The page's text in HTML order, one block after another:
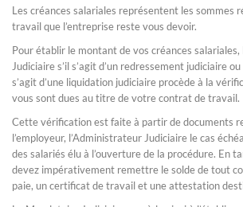
Les créances salariales représentent les sommes
travail que l’entreprise reste vous devoir.
Pour établir le montant de vos créances
Judiciaire s’il s’agit d’un redressement judiciaire
s’agit d’une liquidation judiciaire procède à la
vous sont dues au titre de votre contrat de travail.
Cette vérification est faite à partir de documents
l’employeur, l’Administrateur Judiciaire le cas
des salariés élu à l’ouverture de la procédure. En
devez impérativement remettre le solde de tout
paie, un certificat de travail et une attestation